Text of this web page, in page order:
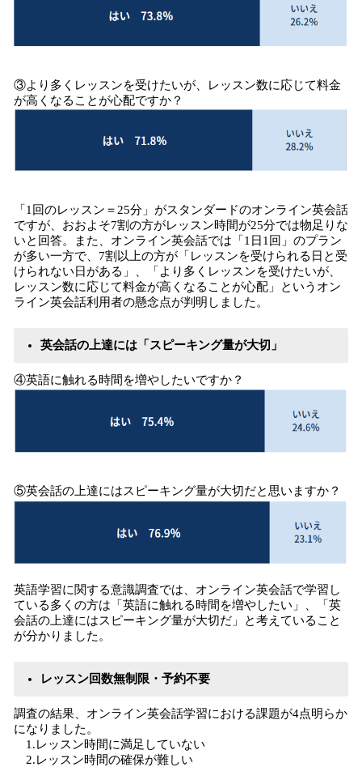
③より多くレッスンを受けたいが、レッスン数に応じて料金
が高くなることが心配ですか？
「1回のレッスン＝25分」がスタンダードのオンライン英会話
ですが、おおよそ7割の方がレッスン時間が25分では物足りな
いと回答。また、オンライン英会話では「1日1回」のプラン
が多い一方で、7割以上の方が「レッスンを受けられる日と受
けられない日がある」、「より多くレッスンを受けたいが、
レッスン数に応じて料金が高くなることが心配」というオン
ライン英会話利用者の懸念点が判明しました。
英会話の上達には「スピーキング量が大切」
④英語に触れる時間を増やしたいですか？
⑤英会話の上達にはスピーキング量が大切だと思いますか？
英語学習に関する意識調査では、オンライン英会話で学習し
ている多くの方は「英語に触れる時間を増やしたい」、「英
会話の上達にはスピーキング量が大切だ」と考えていること
が分かりました。
レッスン回数無制限・予約不要
調査の結果、オンライン英会話学習における課題が4点明らか
になりました。
1.レッスン時間に満足していない
2.レッスン時間の確保が難しい